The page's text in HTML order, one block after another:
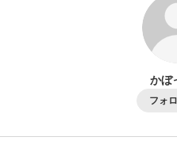
かぼ
フォ